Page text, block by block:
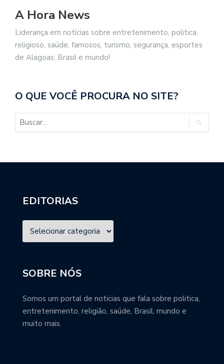
A Hora News
Liderança em notícias sobre entretenimento, politica,
religioso, saúde, famosos, turismo, segurança, esportes
de Alagoas, Brasil e mundo!
O QUE VOCÊ PROCURA NO SITE?
EDITORIAS
SOBRE NÓS
Somos um portal de noticias que fala sobre politica,
entretenimento, religião, saúde, Brasil, mundo e
muito mais.